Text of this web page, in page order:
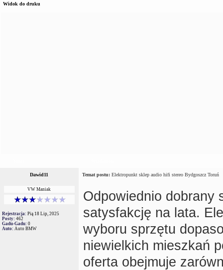
Widok do druku
Dawid11 Temat postu: Elektropunkt sklep audio hifi stereo Bydgoszcz Toruń
VW Maniak
Rejestracja: Pią 18 Lip, 2025
Posty: 462
Gadu-Gadu: 0
Auto: Auto BMW
Odpowiednio dobrany
satysfakcję na lata.
wyboru sprzętu
niewielkich mieszkań
oferta obejmuje